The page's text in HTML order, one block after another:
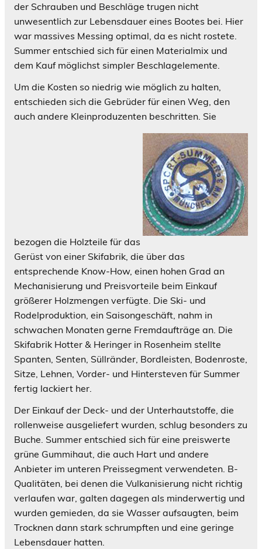
der Schrauben und Beschläge trugen nicht
unwesentlich zur Lebensdauer eines Bootes bei. Hier
war massives Messing optimal, da es nicht rostete.
Summer entschied sich für einen Materialmix und
dem Kauf möglichst simpler Beschlagelemente.
Um die Kosten so niedrig wie möglich zu halten,
entschieden sich die Gebrüder für einen Weg, den
auch andere Kleinproduzenten beschritten. Sie
bezogen die Holzteile für das
Gerüst von einer Skifabrik, die über das
entsprechende Know-How, einen hohen Grad an
Mechanisierung und Preisvorteile beim Einkauf
größerer Holzmengen verfügte. Die Ski- und
Rodelproduktion, ein Saisongeschäft, nahm in
schwachen Monaten gerne Fremdaufträge an. Die
Skifabrik Hotter & Heringer in Rosenheim stellte
Spanten, Senten, Süllränder, Bordleisten, Bodenroste,
Sitze, Lehnen, Vorder- und Hintersteven für Summer
fertig lackiert her.
Der Einkauf der Deck- und der Unterhautstoffe, die
rollenweise ausgeliefert wurden, schlug besonders zu
Buche. Summer entschied sich für eine preiswerte
grüne Gummihaut, die auch Hart und andere
Anbieter im unteren Preissegment verwendeten. B-
Qualitäten, bei denen die Vulkanisierung nicht richtig
verlaufen war, galten dagegen als minderwertig und
wurden gemieden, da sie Wasser aufsaugten, beim
Trocknen dann stark schrumpften und eine geringe
Lebensdauer hatten.